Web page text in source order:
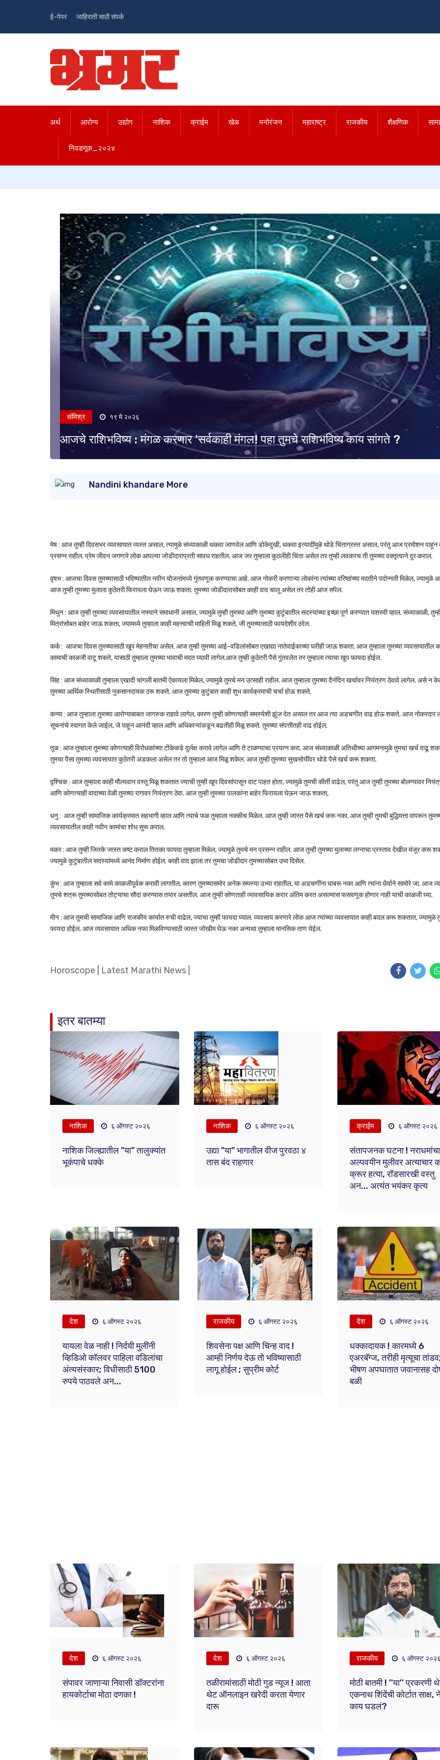
ई-पेपर जाहिराती साठी संपर्क
अर्थ आरोग्य उद्योग नाशिक क्राईम खेळ मनोरंजन महाराष्ट्र राजकीय शैक्षणिक
निवडणूक_२०२४
संमिश्र १९ मे २०२६
आजचे राशिभविष्य : मंगळ करणार ‘सर्वकाही मंगल! पहा तुमचे राशिभविष्य काय सांगते ?
Nandini khandare More
मेष : आज तुम्ही दिवसभर व्यवसायात व्यस्त असाल, त्यामुळे संध्याकाळी थकवा जाणवेल आणि डोकेदुखी, थकवा इत्यादींमुळे थोडे चिंताग्रस्त असाल, परंतु आज प्रमोशन
प्रसन्न राहील. प्रेम जीवन जगणारे लोक आपल्या जोडीदाराप्रती सावध राहतील. आज जर तुम्हाला कुठलीही चिंता असेल तर तुम्ही लवकरच ती तुमच्या वक्तृत्वाने दूर कराल.​
वृषभ : आजचा दिवस तुमच्यासाठी भविष्यातील नवीन योजनांमध्ये गुंतवणूक करण्याचा आहे. आज नोकरी करणाऱ्या लोकांना त्यांच्या वरिष्ठांच्या मदतीने पदोन्नती मिळेल, ज्यामुळे
आज तुम्ही तुमच्या मुलाला कुठेतरी फिरायला घेऊन जाऊ शकता. तुमच्या जोडीदारासोबत काही वाद चालू असेल तर तोही आज संपेल.
मिथुन : आज तुम्ही तुमच्या व्यवसायातील नफ्याने समाधानी असाल, ज्यामुळे तुम्ही तुमच्या आणि तुमच्या कुटुंबातील सदस्यांच्या इच्छा पूर्ण करण्यात यशस्वी व्हाल. संध्याकाळी,
मित्रांसोबत बाहेर जाऊ शकता, ज्यामध्ये तुम्हाला काही महत्त्वाची माहिती मिळू शकते, जी तुमच्यासाठी फायदेशीर ठरेल.
कर्क : आजचा दिवस तुमच्यासाठी खूप मेहनतीचा असेल. आज तुम्ही तुमच्या आई-वडिलांसोबत एखाद्या नातेवाईकाच्या घरीही जाऊ शकता. आज तुम्हाला तुमच्या व्यवसायातील
कामाची काळजी वाटू शकते, यासाठी तुम्हाला तुमच्या भावाची मदत घ्यावी लागेल.आज तुम्ही कुठेतरी पैसे गुंतवलेत तर तुम्हाला त्याचा खूप फायदा होईल.
सिंह : आज संध्याकाळी तुम्हाला एखादी चांगली बातमी ऐकायला मिळेल, ज्यामुळे तुमचे मन उत्साही राहील. आज तुम्हाला तुमच्या दैनंदिन खर्चावर नियंत्रण ठेवावे लागेल. असे न
तुमच्या आर्थिक स्थितीसाठी नुकसानदायक ठरू शकते. आज तुमच्या कुटुंबात काही शुभ कार्यक्रमाची चर्चा होऊ शकते.
कन्या : आज तुम्हाला तुमच्या आरोग्याबाबत जागरुक राहावे लागेल, कारण तुम्ही कोणत्याही समस्येशी झुंज देत असाल तर आज त्या अडचणीत वाढ होऊ शकते. आज नोकरदार
सूचनांचे स्वागत केले जाईल, जे पाहून आनंदी व्हाल आणि अधिकाऱ्यांकडून बढतीही मिळू शकते. तुमच्या संपत्तीतही वाढ होईल.
तूळ : आज तुम्हाला तुमच्या कोणत्याही विरोधकांच्या टीकेकडे दुर्लक्ष करावे लागेल आणि ते टाळण्याचा प्रयत्न करा. आज संध्याकाळी अतिथीच्या आगमनामुळे तुमचा खर्च वाढू
तुमचा पैसा तुमच्या व्यवसायात कुठेतरी अडकला असेल तर तो तुम्हाला आज मिळू शकेल. आज तुम्ही तुमच्या सुखसोयींवर थोडे पैसे खर्च करू शकता.
वृश्चिक : आज तुम्हाला काही मौल्यवान वस्तू मिळू शकतात ज्याची तुम्ही खूप दिवसांपासून वाट पाहत होता, ज्यामुळे तुमची कीर्ती वाढेल, परंतु आज तुम्ही तुमच्या बोलण्यावर
आणि कोणत्याही वादाच्या वेळी तुमच्या रागावर नियंत्रण ठेवा. आज तुम्ही तुमच्या पालकांना बाहेर फिरायला घेऊन जाऊ शकता,
धनु : आज तुम्ही सामाजिक कार्यक्रमात सहभागी व्हाल आणि त्याचे फळ तुम्हाला नक्कीच मिळेल. आज तुम्ही जास्त पैसे खर्च करू नका. आज तुम्ही तुमची बुद्धिमत्ता वापरून
व्यवसायातील काही नवीन कामांचा शोध सुरू कराल.
मकर : आज तुम्ही जितके जास्त कष्ट कराल तितका फायदा तुम्हाला मिळेल, ज्यामुळे तुमचे मन प्रसन्न राहील. आज तुम्ही तुमच्या मुलाच्या लग्नाचा प्रस्ताव देखील मंजूर करू
ज्यामुळे कुटुंबातील सदस्यांमध्ये आनंद निर्माण होईल. काही वाद झाला तर तुमचा जोडीदार तुमच्यासोबत उभा दिसेल.
कुंभ : आज तुम्हाला सर्व कामे काळजीपूर्वक करावी लागतील, कारण तुमच्यासमोर अनेक समस्या उभ्या राहतील, या अडचणींना घाबरू नका आणि त्यांना धैर्याने सामोरे जा. आज
तुमचे शत्रू तुमच्यासोबत तोट्याचा सौदा करण्यास तयार असतील. आज तुम्ही कोणताही व्यावसायिक करार अंतिम करत असल्यास फसवणूक होणार नाही याची काळजी घ्या.
मीन : आज तुमची सामाजिक आणि राजकीय कार्यात रुची वाढेल, ज्याचा तुम्ही फायदा घ्याल. व्यवसाय करणारे लोक आज त्यांच्या व्यवसायात काही बदल करू शकतात, ज्यामुळे
फायदा होईल. आज व्यवसायात अधिक नफा मिळविण्यासाठी जास्त जोखीम घेऊ नका अन्यथा तुम्हाला मानसिक ताण येईल.
Horoscope Latest Marathi News
इतर बातम्या
नाशिक ६ ऑगस्ट २०२६
नाशिक जिल्ह्यातील "या" तालुक्यांत
भूकंपाचे धक्के
नाशिक ६ ऑगस्ट २०२६
उद्या "या" भागातील वीज पुरवठा ४
तास बंद राहणार
क्राईम ६ ऑगस्ट २०२६
संतापजनक घटना ! नराधमांचा
अल्पवयीन मुलीवर अत्याचार
क्रूर हत्या, रॉडसारखी वस्तु
अन... अत्यंत भयंकर कृत्य
देश ६ ऑगस्ट २०२६
यायला वेळ नाही ! निर्दयी मुलींनी
व्हिडिओ कॉलवर पाहिला वडिलांचा
अंत्यसंस्कार; विधीसाठी 5100
रुपये पाठवले अन...
राजकीय ६ ऑगस्ट २०२६
शिवसेना पक्ष आणि चिन्ह वाद !
आम्ही निर्णय देऊ तो भविष्यासाठी
लागू होईल ; सुप्रीम कोर्ट
देश ६ ऑगस्ट २०२६
धक्कादायक ! कारमध्ये 6
एअरबॅग्ज, तरीही मृत्यूचा
भीषण अपघातात जवानासह
बळी
देश ६ ऑगस्ट २०२६
संपावर जाणाऱ्या निवासी डॉक्टरांना
हायकोर्टाचा मोठा दणका !
देश ६ ऑगस्ट २०२६
तळीरामांसाठी मोठी गुड न्यूज ! आता
थेट ऑनलाइन खरेदी करता येणार
दारू
राजकीय ६ ऑगस्ट
मोठी बातमी ! ''या'' प्रकरणी
एकनाथ शिंदेंची कोर्टात साक्ष,
काय घडलं?